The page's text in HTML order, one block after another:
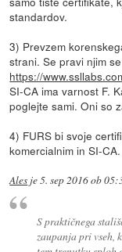
standardov.
3) Prevzem
strani. Se pravi njim
https://
SI-CA ima varnost F.
poglejte sami. Oni so
4) FURS bi svoje
komercialnim in SI-CA.
Ales je5. sep 2016 ob
S praktičnega
zaupanja pri vseh,